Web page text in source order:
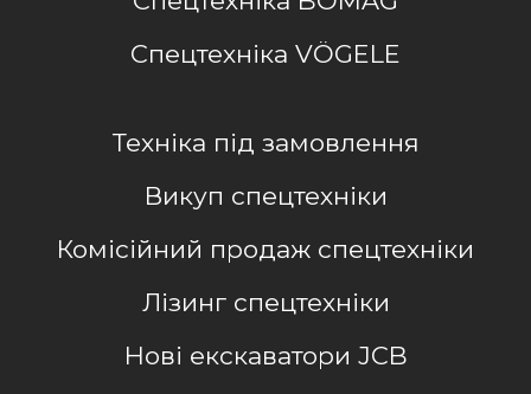
Спецтехніка VÖGELE
Техніка під замовлення
Викуп спецтехніки
Комісійний продаж спецтехніки
Лізинг спецтехніки
Нові екскаватори JCB